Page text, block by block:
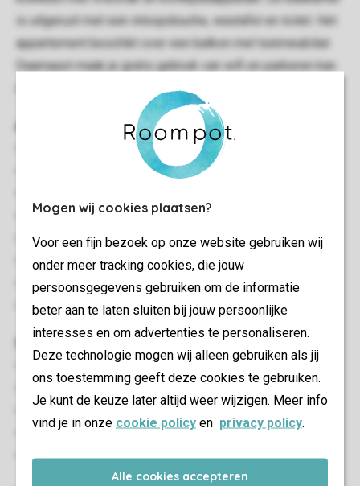
Mogen wij cookies plaatsen?
Voor een fijn bezoek op onze website gebruiken wij
onder meer tracking cookies, die jouw
persoonsgegevens gebruiken om de informatie
beter aan te laten sluiten bij jouw persoonlijke
interesses en om advertenties te personaliseren.
Deze technologie mogen wij alleen gebruiken als jij
ons toestemming geeft deze cookies te gebruiken.
Je kunt de keuze later altijd weer wijzigen. Meer info
vind je in onze cookie policy en privacy policy.
Alle cookies accepteren
is uitgerust met een inloopdouche, wastafel en toilet. Het
appartement beschikt over een balkon met tuinmeubilair.
Daarnaast maak je gratis gebruik van wifi en parkeren kan
op de centrale parkeerplaats.
Gelijkvloers
Gratis wifi
Geschikt voor 2 personen
Huisdiervrij
Energielabel: F
Slaapkamer(s)
Aantal slaapkamers: 1
Slaapkamers beneden: 1
Eénpersoonsbedden: 2
Boxspringbedden